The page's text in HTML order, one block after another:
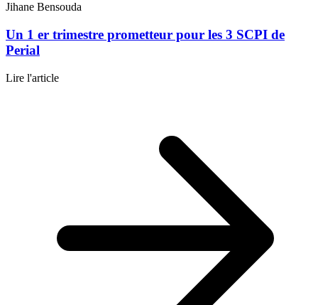
Jihane Bensouda
Un 1 er trimestre prometteur pour les 3 SCPI de
Perial
Lire l'article